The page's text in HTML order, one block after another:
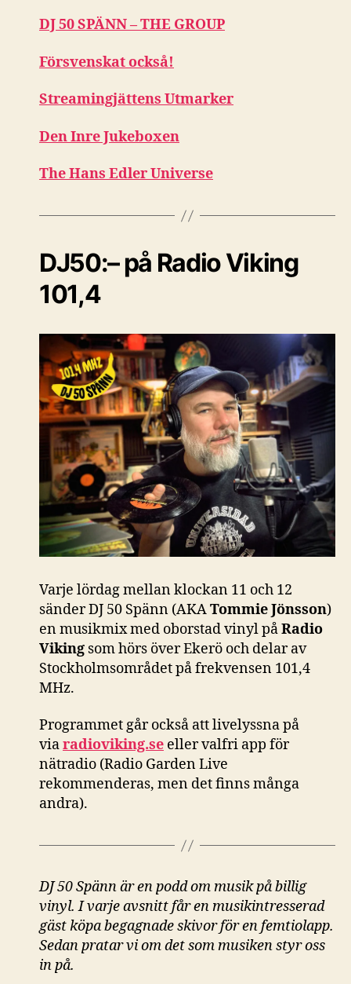
DJ 50 SPÄNN – THE GROUP
Försvenskat också!
Streamingjättens Utmarker
Den Inre Jukeboxen
The Hans Edler Universe
DJ50:– på Radio Viking
101,4
Varje lördag mellan klockan 11 och 12
sänder DJ 50 Spänn (AKATommie Jönsson)
en musikmix med oborstad vinyl påRadio
Viking som hörs över Ekerö och delar av
Stockholmsområdet på frekvensen 101,4
MHz.
Programmet går också att livelyssna på
viaradioviking.se eller valfri app för
nätradio (Radio Garden Live
rekommenderas, men det finns många
andra).
DJ 50 Spänn är en podd om musik på billig
vinyl. I varje avsnitt får en musikintresserad
gäst köpa begagnade skivor för en femtiolapp.
Sedan pratar vi om det som musiken styr oss
in på.